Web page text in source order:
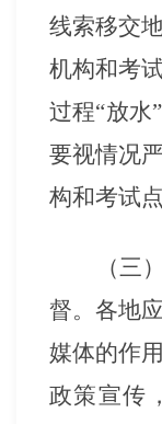
线索移交
机构和考
过程“放水
要视情况
构和考试
（三
督。各地
媒体的作
政策宣传